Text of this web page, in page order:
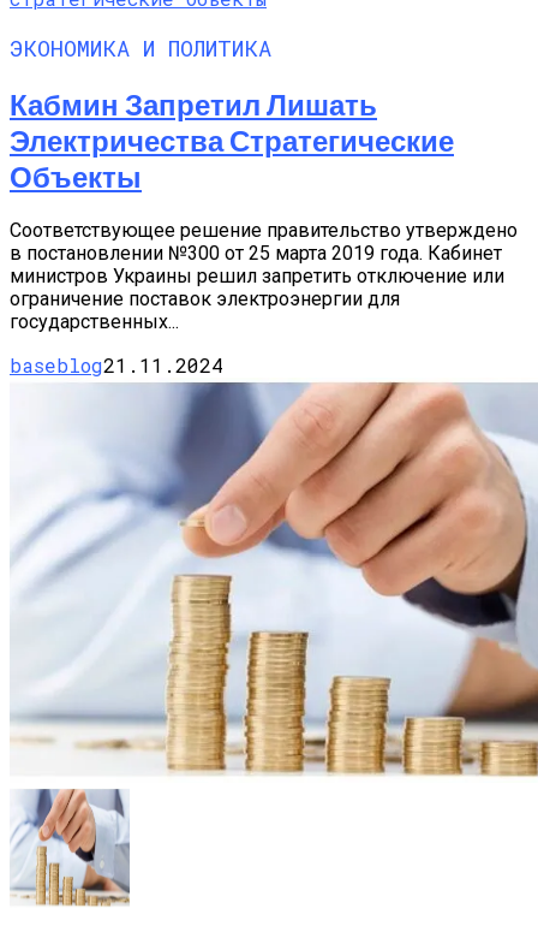
ЭКОНОМИКА И ПОЛИТИКА
Кабмин Запретил Лишать
Электричества Стратегические
Объекты
Соответствующее решение правительство утверждено
в постановлении №300 от 25 марта 2019 года. Кабинет
министров Украины решил запретить отключение или
ограничение поставок электроэнергии для
государственных...
baseblog21.11.2024